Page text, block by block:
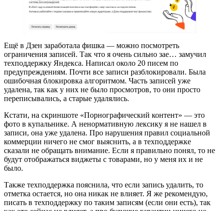
Ещё в Дзен заработала фишка — можно посмотреть
ограничения записей. Так что я очень сильно зае… замучил
техподдержку Яндекса. Написал около 20 писем по
предупреждениям. Почти все записи разблокировали. Была
ошибочная блокировка алгоритмом. Часть записей уже
удалена, так как у них не было просмотров, то они просто
переписывались, а старые удалялись.
Кстати, на скриншоте «Порнографический контент» — это
фото в купальнике. А ненормативную лексику я не нашел в
записи, она уже удалена. Про нарушения правил социальной
коммерции ничего не смог выяснить, а в техподдержке
сказали не обращать внимание. Если я правильно понял, то не
будут отображаться виджеты с товарами, но у меня их и не
было.
Также техподдержка пояснила, что если запись удалить, то
отметка остается, но она никак не влияет. Я же рекомендую,
писать в техподдержку по таким записям (если они есть), так